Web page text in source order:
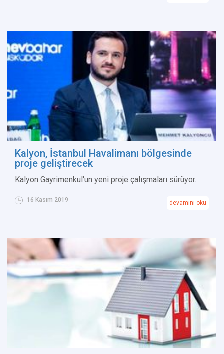
Kalyon, İstanbul Havalimanı bölgesinde
proje geliştirecek
Kalyon Gayrimenkul'un yeni proje çalışmaları sürüyor.
16 Kasım 2019 devamını oku